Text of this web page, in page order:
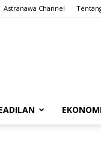
Astranawa Channel